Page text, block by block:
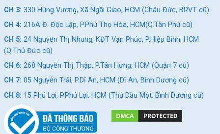
Xe đạp đua tay đề lắc được thiết kế với yếu tố khí động học
hóa để mang lại hiệu suất cao nhất cho người sử dụng. Thiết kế
này không chỉ giúp cải thiện tốc độ mà còn tiết kiệm năng
lượng cho người đạp.
Hệ Thống Phanh Hiệu Quả
An toàn là yếu tố quan trọng hàng đầu khi tham gia các cuộc
đua xe đạp. Xe đạp đua tay đề lắc thường được trang bị hệ
thống phanh đĩa hoặc phanh vành chất lượng cao, đảm bảo
CH 3: 330 Hùng Vương, Xã Ngãi Giao, HCM (Châu Đức, BRVT cũ)
CH 4: 216A Đ. Độc Lập, P.Phú Thọ Hòa, HCM(Q.Tân Phú cũ)
CH 5: 24 Nguyễn Thị Nhung, KĐT Vạn Phúc, P.Hiệp Bình, HCM
(Q.Thủ Đức cũ)
CH 6: 268 Nguyễn Thị Thập, P.Tân Hưng, HCM (Quận 7 cũ)
CH 7: 05 Nguyễn Trãi, P.Dĩ An, HCM (Dĩ An, Bình Dương cũ)
CH 8: 15 Phú Lợi, P.Phú Lợi, HCM (Thủ Dầu Một, Bình Dương cũ)